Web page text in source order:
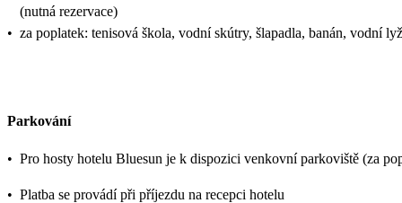
(nutná rezervace)
• za poplatek: tenisová škola, vodní skútry, šlapadla, banán, vodní
Parkování
• Pro hosty hotelu Bluesun je k dispozici venkovní parkoviště (za
• Platba se provádí při příjezdu na recepci hotelu